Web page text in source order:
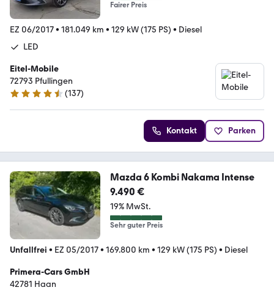
Fairer Preis
EZ 06/2017• 181.049 km • 129 kW (175 PS) • Diesel
LED
Eitel-Mobile
72793 Pfullingen
4.6 Sterne
(137)
Kontakt Parken
Mazda 6 Kombi Nakama Intense
9.490 €
19% MwSt.
Sehr guter Preis
Unfallfrei • EZ 05/2017• 169.800 km • 129 kW (175 PS) • Diesel
Primera-Cars GmbH
42781 Haan